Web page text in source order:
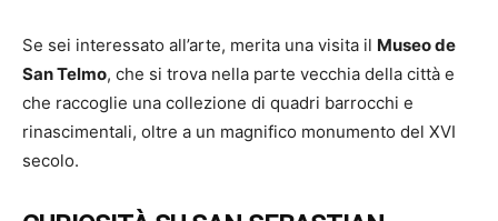
Se sei interessato all’arte, merita una visita il Museo de
San Telmo, che si trova nella parte vecchia della città e
che raccoglie una collezione di quadri barrocchi e
rinascimentali, oltre a un magnifico monumento del XVI
secolo.